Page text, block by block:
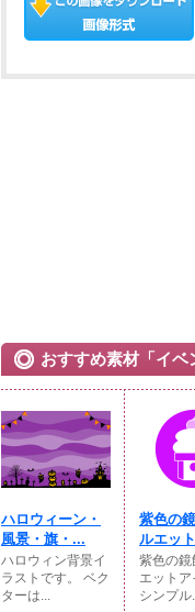
おすすめ素材「イベ
ハロウィーン・
風景・旗・...
ハロウィン背景イ
ラストです。 ベク
ターは...
紫色の
ルエッ
紫色の鏡
エット
シンプル